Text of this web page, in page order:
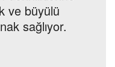
ve büyülü
sağlıyor.